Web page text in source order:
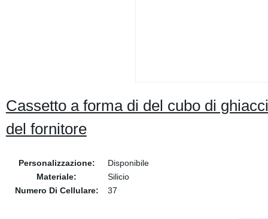
Cassetto a forma di del cubo di
del fornitore
Personalizzazione:
Disponibile
Materiale:
Silicio
Numero Di Cellulare:
37